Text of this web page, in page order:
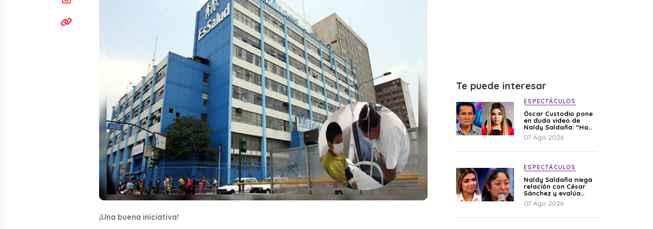
¡Una buena iniciativa!
Te puede interesar
ESPECTÁCULOS
Óscar Custodio pone
en duda video de
Naldy Saldaña: “Hay
cosas que de repente
se han editado”
07 Ago 2026
ESPECTÁCULOS
Naldy Saldaña niega
relación con César
Sánchez y evalúa
denunciar a su
esposa: “Es una
07 Ago 2026